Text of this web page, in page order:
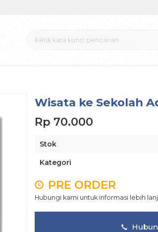
Wisata ke Sekolah
Rp 70.000
Stok
Kategori
PRE ORDER
Hubungi kami untuk informasi lebih